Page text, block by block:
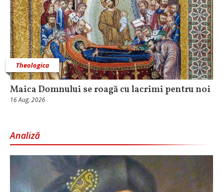
Theologica
Maica Domnului se roagă cu lacrimi pentru noi
16 Aug, 2026
Analiză